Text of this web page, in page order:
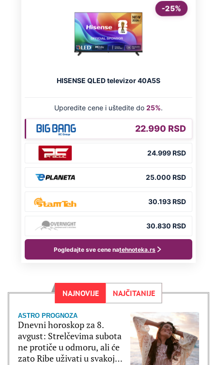
NAJNOVIJE NAJČITANIJE
ASTRO PROGNOZA
Dnevni horoskop za 8.
avgust: Strelčevima subota
ne protiče u odmoru, ali će
zato Ribe uživati u svakoj